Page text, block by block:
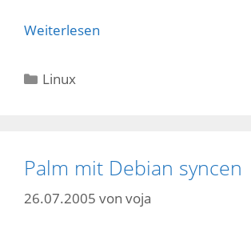
Weiterlesen
Kategorien
Linux
Palm mit Debian syncen
26.07.2005 von voja